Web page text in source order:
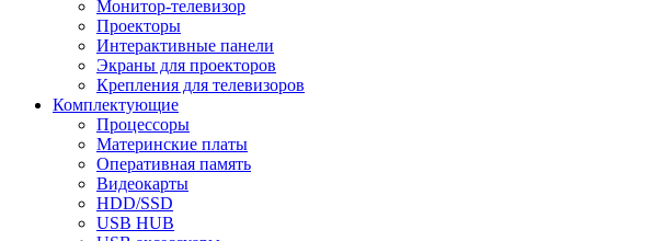
Монитор-телевизор
Проекторы
Интерактивные панели
Экраны для проекторов
Крепления для телевизоров
Комплектующие
Процессоры
Материнские платы
Оперативная память
Видеокарты
HDD/SSD
USB HUB